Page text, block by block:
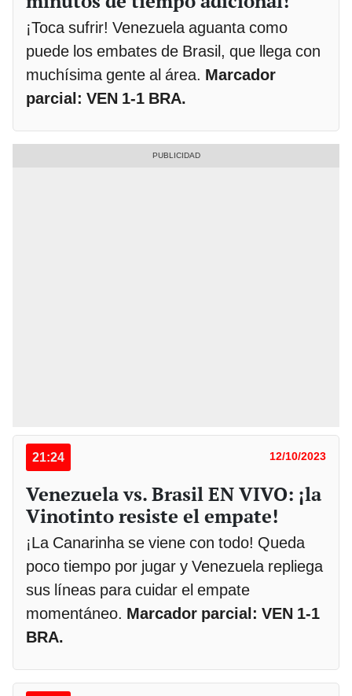
¡Toca sufrir! Venezuela aguanta como
puede los embates de Brasil, que llega con
muchísima gente al área. Marcador
parcial: VEN 1-1 BRA.
21:24 12/10/2023
Venezuela vs. Brasil EN VIVO: ¡la
Vinotinto resiste el empate!
¡La Canarinha se viene con todo! Queda
poco tiempo por jugar y Venezuela repliega
sus líneas para cuidar el empate
momentáneo. Marcador parcial: VEN 1-1
BRA.